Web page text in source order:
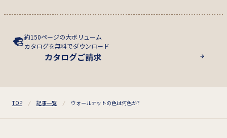
約150ページの大ボリューム
カタログを無料でダウンロード
カタログご請求
TOP 記事一覧 ウォールナットの色は何色か?